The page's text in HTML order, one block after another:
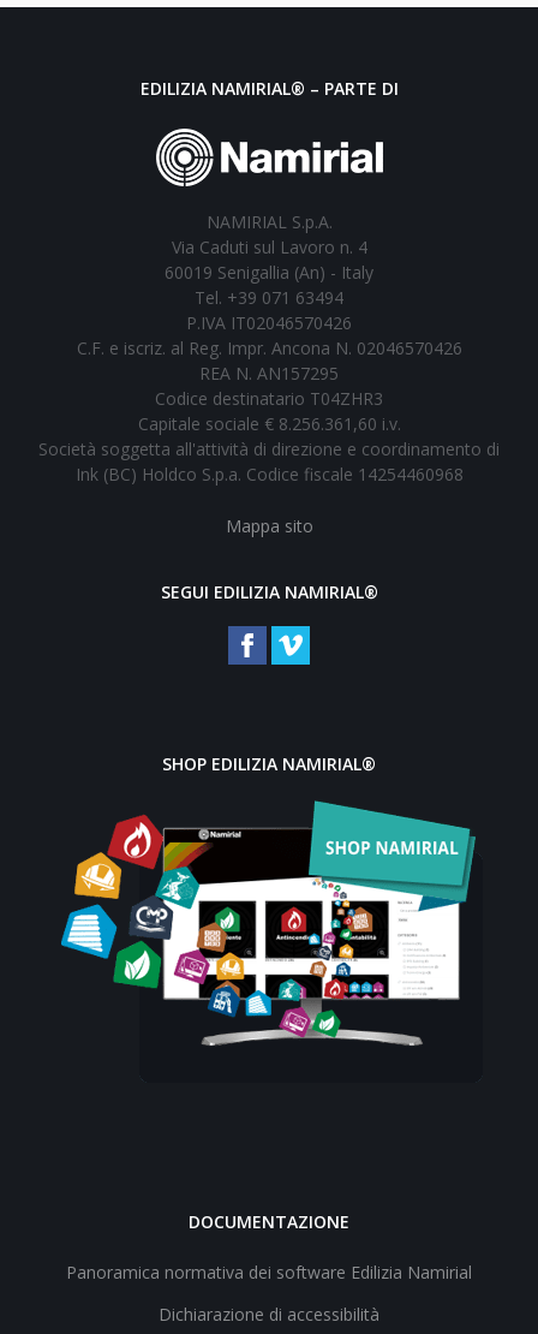
EDILIZIA NAMIRIAL® – PARTE DI
NAMIRIAL S.p.A.
Via Caduti sul Lavoro n. 4
60019 Senigallia (An) - Italy
Tel. +39 071 63494
P.IVA IT02046570426
C.F. e iscriz. al Reg. Impr. Ancona N. 02046570426
REA N. AN157295
Codice destinatario T04ZHR3
Capitale sociale € 8.256.361,60 i.v.
Società soggetta all'attività di direzione e coordinamento di
Ink (BC) Holdco S.p.a. Codice fiscale 14254460968
Mappa sito
SEGUI EDILIZIA NAMIRIAL®
SHOP EDILIZIA NAMIRIAL®
DOCUMENTAZIONE
Panoramica normativa dei software Edilizia Namirial
Dichiarazione di accessibilità